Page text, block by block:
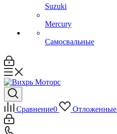
Suzuki
Mercury
Самосвальные
Сравнение0 Отложенные